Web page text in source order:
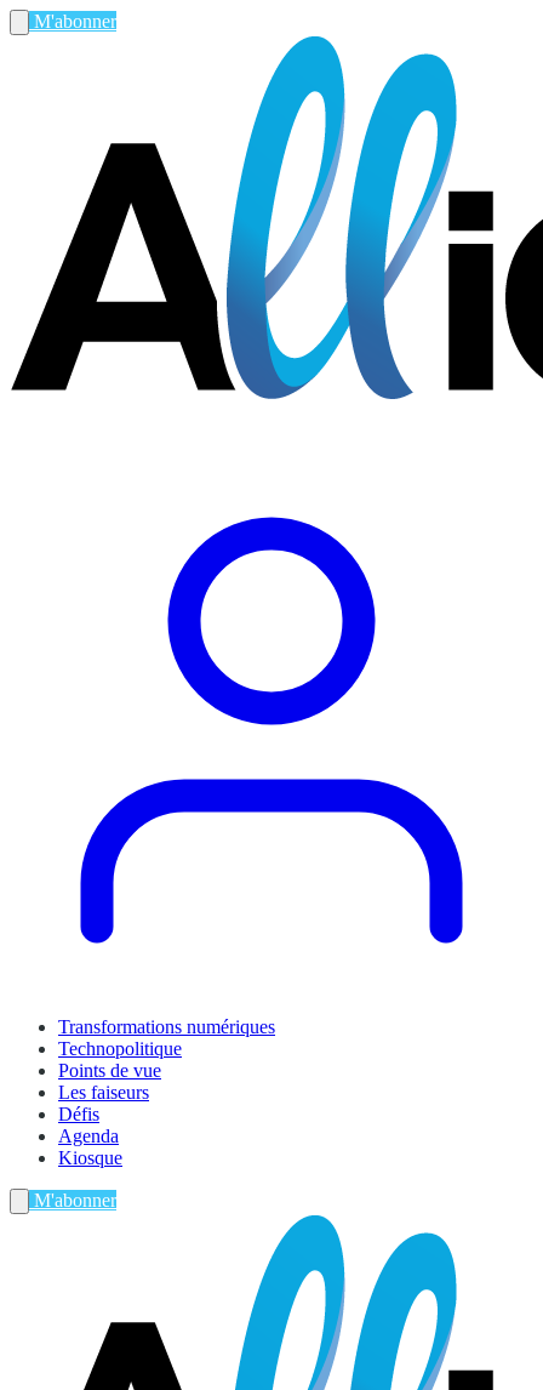
M'abonner
Transformations numériques
Technopolitique
Points de vue
Les faiseurs
Défis
Agenda
Kiosque
M'abonner